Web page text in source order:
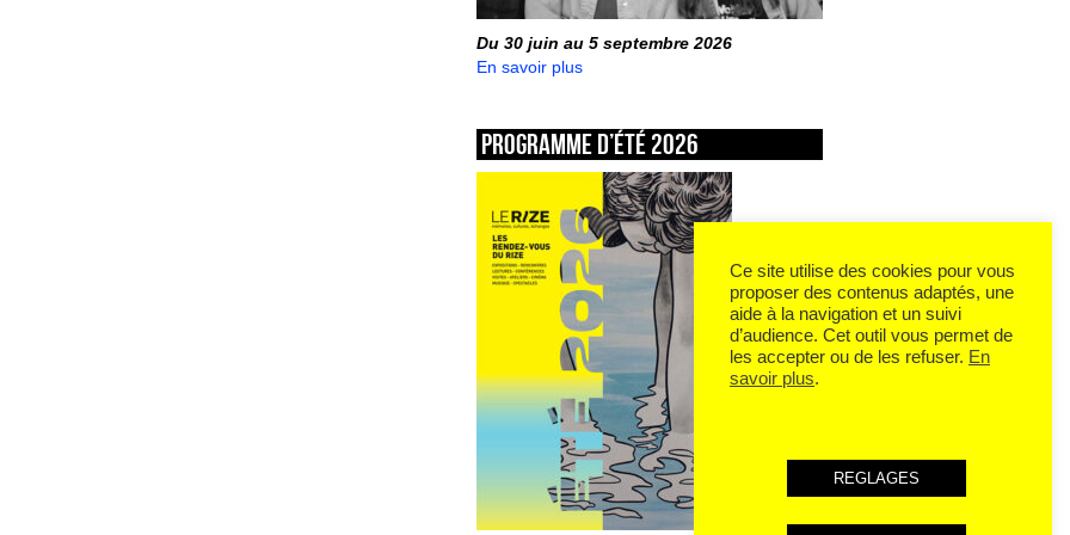
Du 30 juin au 5 septembre 2026
En savoir plus
Programme d’été 2026
Ce site utilise des cookies pour vous
proposer des contenus adaptés, une
aide à la navigation et un suivi
d’audience. Cet outil vous permet de
les accepter ou de les refuser. En
savoir plus.
REGLAGES